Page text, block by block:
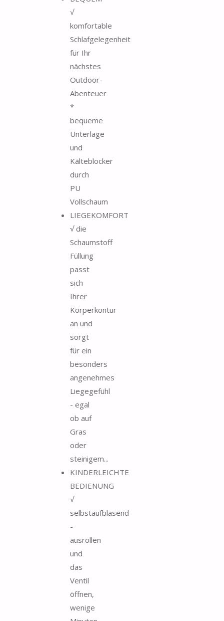
√
komfortable
Schlafgelegenheit
für Ihr
nächstes
Outdoor-
Abenteuer
*
bequeme
Unterlage
und
Kälteblocker
durch
PU
Vollschaum
LIEGEKOMFORT
√ die
Schaumstoff
Füllung
passt
sich
Ihrer
Körperkontur
an und
sorgt
für ein
besonders
angenehmes
Liegegefühl
- egal
ob auf
Gras
oder
steinigem...
KINDERLEICHTE
BEDIENUNG
√
selbstaufblasend
-
ausrollen
und
das
Ventil
öffnen,
wenige